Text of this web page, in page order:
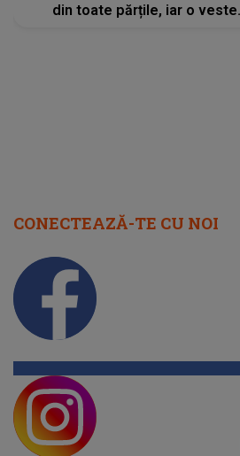
din toate părțile, iar o veste
CONECTEAZĂ-TE CU NOI